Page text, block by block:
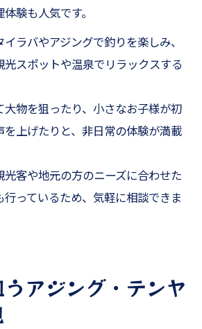
験も人気です。
ラバやアジングで釣りを楽しみ、
光スポットや温泉でリラックスする
大物を狙ったり、小さなお子様が初
を上げたりと、非日常の体験が満載
光客や地元の方のニーズに合わせた
行っているため、気軽に相談できま
アジング・テンヤ